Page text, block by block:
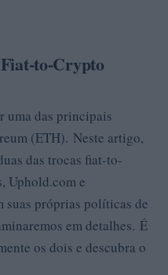
to-Crypto
uma das principais
(ETH). Neste artigo,
das trocas fiat-to-
Uphold.com e
suas próprias políticas de
em detalhes. É
os dois e descubra o